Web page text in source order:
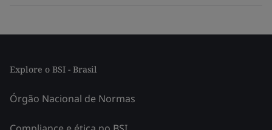
Explore o BSI - Brasil
Órgão Nacional de Normas